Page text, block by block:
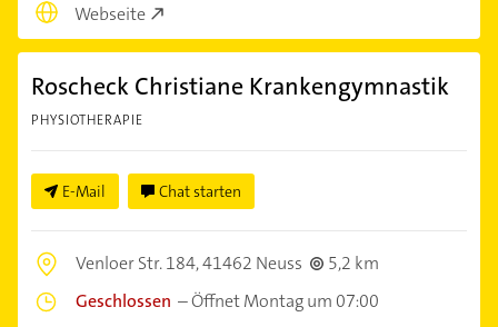
Webseite
Roscheck Christiane Krankengymnastik
PHYSIOTHERAPIE
E-Mail Chat starten
Venloer Str. 184,41462 Neuss
5,2 km
Geschlossen –Öffnet Montag um 07:00